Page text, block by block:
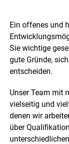
Ein offenes und
Sie wichtige
gute Gründe,
entscheiden.
Unser Team mit
vielseitig und
denen wir
über